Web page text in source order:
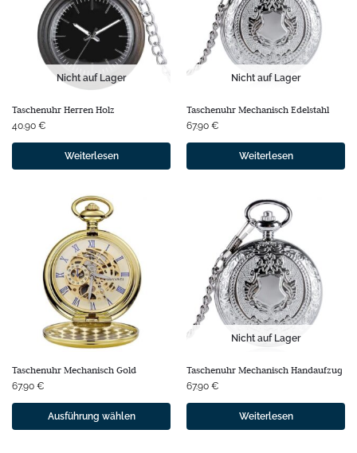
Nicht auf Lager
Taschenuhr Herren Holz
40.90 €
Weiterlesen
Nicht auf Lager
Taschenuhr Mechanisch Edelstahl
67.90 €
Weiterlesen
Taschenuhr Mechanisch Gold
67.90 €
Ausführung wählen
Nicht auf Lager
Taschenuhr Mechanisch Handaufzug
67.90 €
Weiterlesen